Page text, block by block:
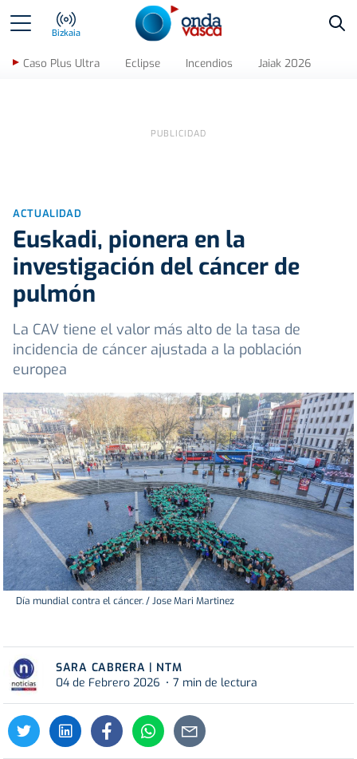
Bizkaia
Caso Plus Ultra Eclipse Incendios Jaiak 2026
ACTUALIDAD
Euskadi, pionera en la
investigación del cáncer de
pulmón
La CAV tiene el valor más alto de la tasa de
incidencia de cáncer ajustada a la población
europea
Día mundial contra el cáncer. / Jose Mari Martinez
SARA CABRERA | NTM
04 de Febrero 2026
7 min de lectura